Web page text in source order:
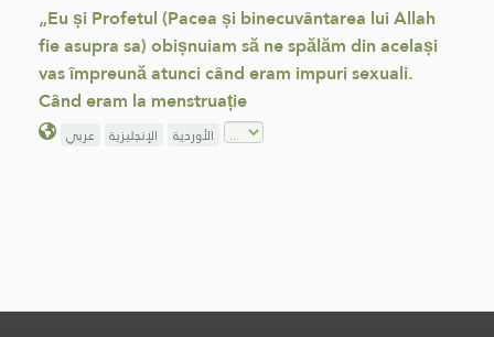
„Eu și Profetul (Pacea și binecuvântarea lui Allah
fie asupra sa) obișnuiam să ne spălăm din același
vas împreună atunci când eram impuri sexuali.
Când eram la menstruație
عربي الإنجليزية الأوردية